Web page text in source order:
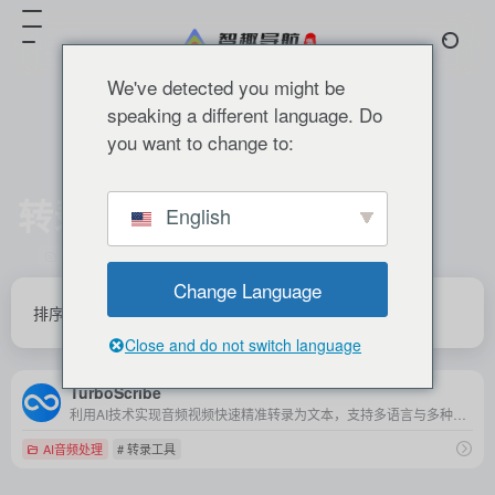
转录工具
排序 发布 更新 浏览 点赞
TurboScribe
AI音频处理 # 转录工具
We've detected you might be
speaking a different language. Do
you want to change to:
English
Change Language
Close and do not switch language